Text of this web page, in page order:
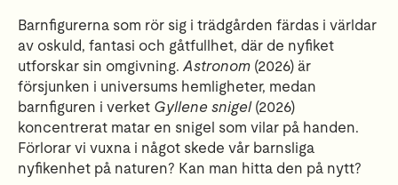
Barnfigurerna som rör sig i trädgården färdas i världar
av oskuld, fantasi och gåtfullhet, där de nyfiket
utforskar sin omgivning. Astronom (2026) är
försjunken i universums hemligheter, medan
barnfiguren i verket Gyllene snigel(2026)
koncentrerat matar en snigel som vilar på handen.
Förlorar vi vuxna i något skede vår barnsliga
nyfikenhet på naturen? Kan man hitta den på nytt?